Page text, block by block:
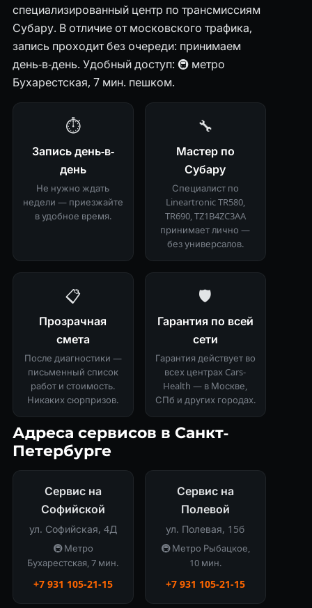
специализированный центр по трансмиссиям
Субару. В отличие от московского трафика,
запись проходит без очереди: принимаем
день-в-день. Удобный доступ: 🚇 метро
Бухарестская, 7 мин. пешком.
⏱
Запись день-в-
день
Не нужно ждать
недели — приезжайте
в удобное время.
🔧
Мастер по
Субару
Специалист по
Lineartronic TR580,
TR690, TZ1B4ZC3AA
принимает лично —
без универсалов.
📋
Прозрачная
смета
После диагностики —
письменный список
работ и стоимость.
Никаких сюрпризов.
🛡
Гарантия по всей
сети
Гарантия действует во
всех центрах Cars-
Health — в Москве,
СПб и других городах.
Адреса сервисов в Санкт-
Петербурге
Сервис на
Софийской
ул. Софийская, 4Д
🚇 Метро
Бухарестская, 7 мин.
+7 931 105-21-15
Сервис на
Полевой
ул. Полевая, 15б
🚇 Метро Рыбацкое,
10 мин.
+7 931 105-21-15